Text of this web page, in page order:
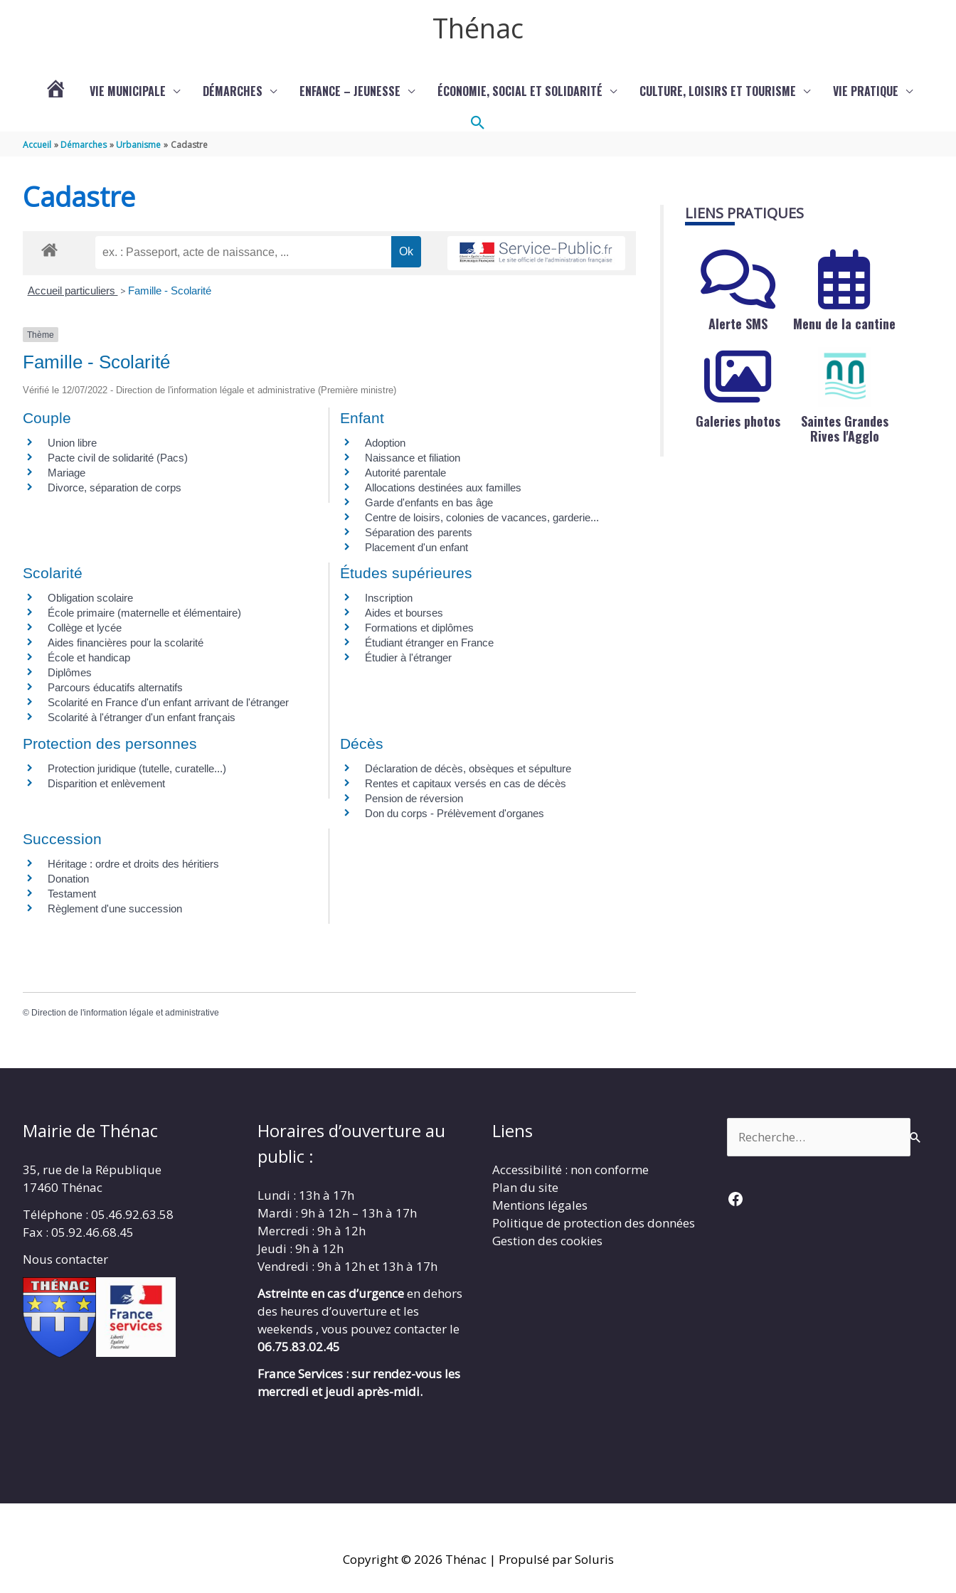
Thénac
THÉNAC
VIE MUNICIPALE DÉMARCHES ENFANCE – JEUNESSE ÉCONOMIE, SOCIAL ET SOLIDARITÉ CULTURE, LOISIRS ET TOURISME VIE PRATIQUE
Rechercher
Accueil Démarches Urbanisme Cadastre
Cadastre
Accueil particuliers > Famille - Scolarité
Thème
Famille - Scolarité
Vérifié le 12/07/2022 - Direction de l'information légale et administrative (Première ministre)
Couple
Union libre
Pacte civil de solidarité (Pacs)
Mariage
Divorce, séparation de corps
Enfant
Adoption
Naissance et filiation
Autorité parentale
Allocations destinées aux familles
Garde d'enfants en bas âge
Centre de loisirs, colonies de vacances, garderie...
Séparation des parents
Placement d'un enfant
Scolarité
Obligation scolaire
École primaire (maternelle et élémentaire)
Collège et lycée
Aides financières pour la scolarité
École et handicap
Diplômes
Parcours éducatifs alternatifs
Scolarité en France d'un enfant arrivant de l'étranger
Scolarité à l'étranger d'un enfant français
Études supérieures
Inscription
Aides et bourses
Formations et diplômes
Étudiant étranger en France
Étudier à l'étranger
Protection des personnes
Protection juridique (tutelle, curatelle...)
Disparition et enlèvement
Décès
Déclaration de décès, obsèques et sépulture
Rentes et capitaux versés en cas de décès
Pension de réversion
Don du corps - Prélèvement d'organes
Succession
Héritage : ordre et droits des héritiers
Donation
Testament
Règlement d'une succession
© Direction de l'information légale et administrative
LIENS PRATIQUES
Alerte SMS Menu de la cantine
Galeries photos
Saintes Grandes
Rives l'Agglo
Mairie de Thénac
35, rue de la République
17460 Thénac
Téléphone : 05.46.92.63.58
Fax : 05.92.46.68.45
Nous contacter
Horaires d’ouverture au
public :
Lundi : 13h à 17h
Mardi : 9h à 12h – 13h à 17h
Mercredi : 9h à 12h
Jeudi : 9h à 12h
Vendredi : 9h à 12h et 13h à 17h
Astreinte en cas d’urgenceen dehors
des heures d’ouverture et les
weekends , vous pouvez contacter le
06.75.83.02.45
France Services : sur rendez-vous les
mercredi et jeudi après-midi.
Liens
Accessibilité : non conforme
Plan du site
Mentions légales
Politique de protection des données
Gestion des cookies
Facebook
Copyright © 2026 Thénac| Propulsé par Soluris